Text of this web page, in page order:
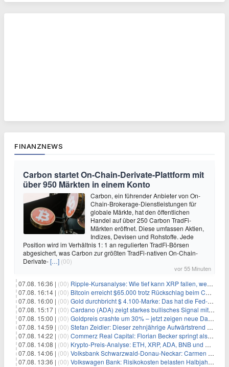
FINANZNEWS
Carbon startet On-Chain-Derivate-Plattform mit
über 950 Märkten in einem Konto
Carbon, ein führender Anbieter von On-
Chain-Brokerage-Dienstleistungen für
globale Märkte, hat den öffentlichen
Handel auf über 250 Carbon TradFi-
Märkten eröffnet. Diese umfassen Aktien,
Indizes, Devisen und Rohstoffe. Jede
Position wird im Verhältnis 1: 1 an regulierten TradFi-Börsen
abgesichert, was Carbon zur größten TradFi-nativen On-Chain-
Derivate-[…] (00)
vor 55 Minuten
07.08. 16:36 | (00) Ripple-Kursanalyse: Wie tief kann XRP fallen, wenn die $1-Unterstützung am Wochenende verloren geht?
07.08. 16:14 | (00) Bitcoin erreicht $65.000 trotz Rückschlag beim CLARITY Act und fehlendem US-Iran-Abkommen
07.08. 16:00 | (00) Gold durchbricht $ 4.100-Marke: Das hat die Fed-Entscheidung ausgelöst
07.08. 15:17 | (00) Cardano (ADA) zeigt starkes bullisches Signal mit Potenzial für 200% Kursanstieg
07.08. 15:00 | (00) Goldpreis crashte um 30% – jetzt zeigen neue Daten: War es berechtigt?
07.08. 14:59 | (00) Stefan Zeidler: Dieser zehnjährige Aufwärtstrend macht mich optimistisch
07.08. 14:22 | (00) Commerz Real Capital: Florian Becker springt als Leiter ein
07.08. 14:08 | (00) Krypto-Preis-Analyse: ETH, XRP, ADA, BNB und HYPE
07.08. 14:06 | (00) Volksbank Schwarzwald-Donau-Neckar: Carmen Wedam übernimmt Aufsichtsratsvorsitz
07.08. 13:36 | (00) Volkswagen Bank: Risikokosten belasten Halbjahresergebnis